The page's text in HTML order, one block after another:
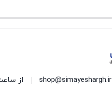
shop@simayeshargh.ir از ساعت 8 الی 17 پاسخگوی